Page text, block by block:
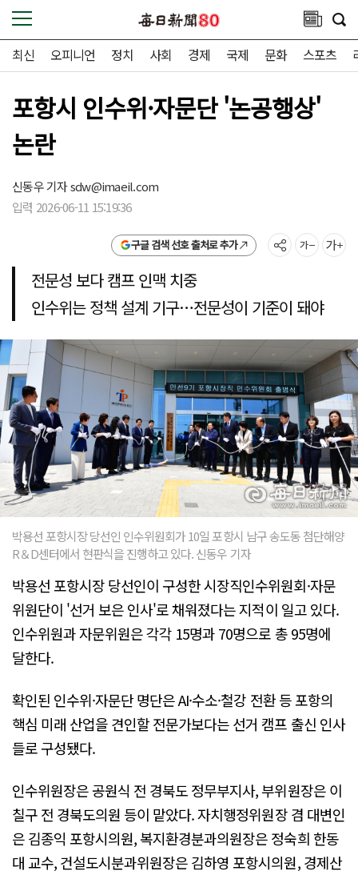
최신 오피니언 정치 사회 경제 국제 문화 스포츠
포항시 인수위·자문단 '논공행상'
논란
신동우 기자sdw@imaeil.com
입력 2026-06-11 15:19:36
구글 검색 선호 출처로 추가
전문성 보다 캠프 인맥 치중
인수위는 정책 설계 기구…전문성이 기준이 돼야
박용선 포항시장 당선인 인수위원회가 10일 포항시 남구 송도동 첨단해양
R＆D센터에서 현판식을 진행하고 있다. 신동우 기자
박용선 포항시장 당선인이 구성한 시장직인수위원회·자문
위원단이 '선거 보은 인사'로 채워졌다는 지적이 일고 있다.
인수위원과 자문위원은 각각 15명과 70명으로 총 95명에
달한다.
확인된 인수위·자문단 명단은 AI·수소·철강 전환 등 포항의
핵심 미래 산업을 견인할 전문가보다는 선거 캠프 출신 인사
들로 구성됐다.
인수위원장은 공원식 전 경북도 정무부지사, 부위원장은 이
칠구 전 경북도의원 등이 맡았다. 자치행정위원장 겸 대변인
은 김종익 포항시의원, 복지환경분과의원장은 정숙희 한동
대 교수, 건설도시분과위원장은 김하영 포항시의원, 경제산